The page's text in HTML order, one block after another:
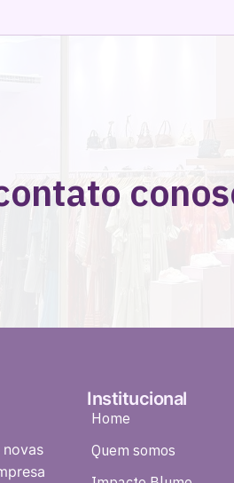
Institucional
Home
Quem somos